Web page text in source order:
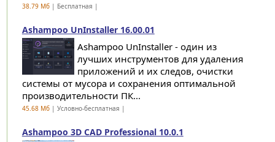
38.79 Мб| Бесплатная |
Ashampoo UnInstaller 16.00.01
Ashampoo UnInstaller - один из
лучших инструментов для удаления
приложений и их следов, очистки
системы от мусора и сохранения оптимальной
производительности ПК...
45.68 Мб| Условно-бесплатная |
Ashampoo 3D CAD Professional 10.0.1